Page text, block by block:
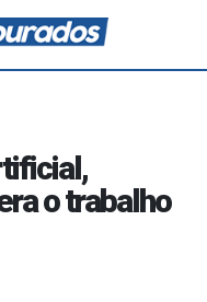
o trabalho